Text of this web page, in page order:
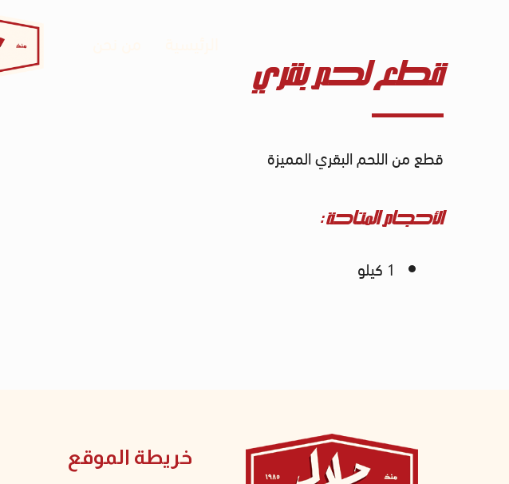
قطع لحم بقري
قطع من اللحم البقري المميزة
الأحجام المتاحة :
1 كيلو
خريطة الموقع